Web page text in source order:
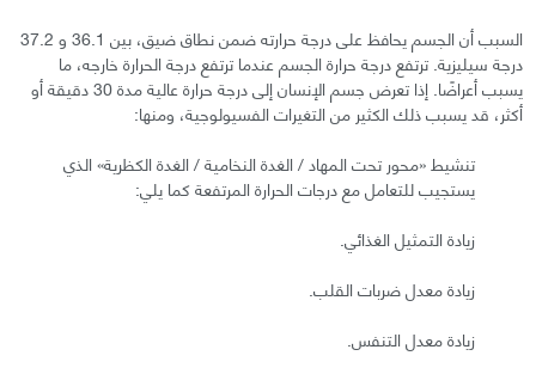
السبب أن الجسم يحافظ على درجة حرارته ضمن نطاق ضيق، بين 36.1 و 37.2
درجة سيليزية. ترتفع درجة حرارة الجسم عندما ترتفع درجة الحرارة خارجه، ما
يسبب أعراضًا. إذا تعرض جسم الإنسان إلى درجة حرارة عالية مدة 30 دقيقة أو
أكثر، قد يسبب ذلك الكثير من التغيرات الفسيولوجية، ومنها:
تنشيط «محور تحت المهاد / الغدة النخامية / الغدة الكظرية» الذي
يستجيب للتعامل مع درجات الحرارة المرتفعة كما يلي:
زيادة التمثيل الغذائي.
زيادة معدل ضربات القلب.
زيادة معدل التنفس.